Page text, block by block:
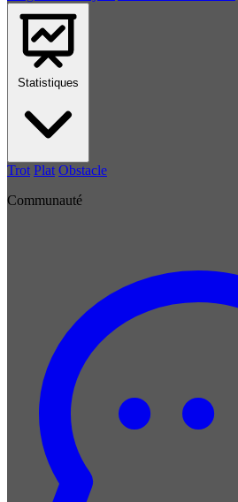
Statistiques
Trot Plat Obstacle
Communauté